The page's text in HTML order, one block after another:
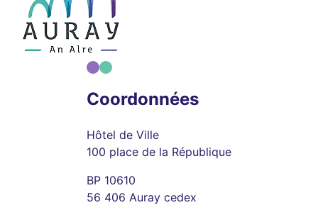
Coordonnées
Hôtel de Ville
100 place de la République
BP 10610
56 406 Auray cedex